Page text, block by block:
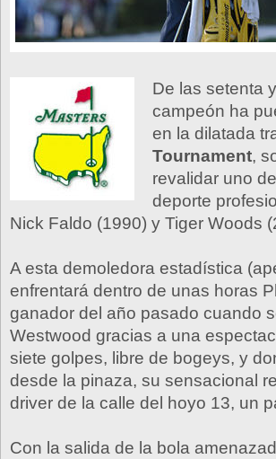
De las setenta
campeón ha
en la dilatada
Tournament,
revalidar uno
deporte
Nick Faldo (1990) y Tiger Woods
A esta demoledora estadística
enfrentará dentro de unas horas
ganador del año pasado cuando
Westwood gracias a una
siete golpes, libre de bogeys, y
desde la pinaza, su sensacional
driver de la calle del hoyo 13, un
Con la salida de la bola